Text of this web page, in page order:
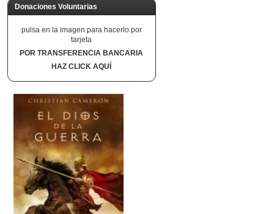
Donaciones Voluntarias
pulsa en la imagen para hacerlo por
tarjeta
POR TRANSFERENCIA BANCARIA
HAZ CLICK AQUÍ